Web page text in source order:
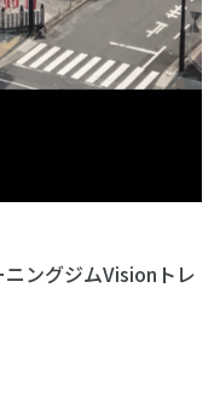
ングジムVisionトレ